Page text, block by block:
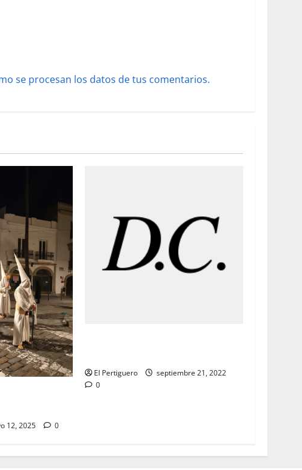
se procesan los datos de tus comentarios.
12, 2025 0
El Pertiguero
septiembre 21, 2022
0